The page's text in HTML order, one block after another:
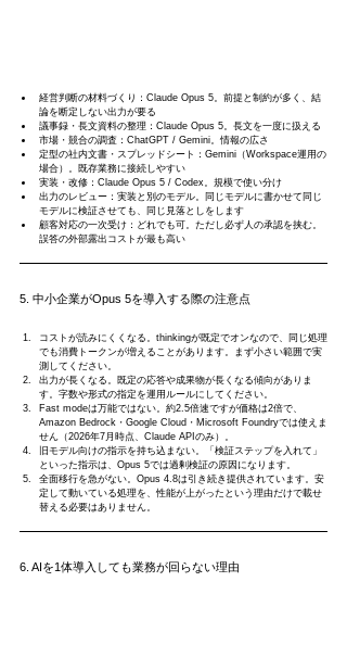
経営判断の材料づくり：Claude Opus 5。前提と制約が多く、結
論を断定しない出力が要る
議事録・長文資料の整理：Claude Opus 5。長文を一度に扱える
市場・競合の調査：ChatGPT / Gemini。情報の広さ
定型の社内文書・スプレッドシート：Gemini（Workspace運用の
場合）。既存業務に接続しやすい
実装・改修：Claude Opus 5 / Codex。規模で使い分け
出力のレビュー：実装と別のモデル。同じモデルに書かせて同じ
モデルに検証させても、同じ見落としをします
顧客対応の一次受け：どれでも可。ただし必ず人の承認を挟む。
誤答の外部露出コストが最も高い
5. 中小企業がOpus 5を導入する際の注意点
コストが読みにくくなる。thinkingが既定でオンなので、同じ処理
でも消費トークンが増えることがあります。まず小さい範囲で実
測してください。
出力が長くなる。既定の応答や成果物が長くなる傾向がありま
す。字数や形式の指定を運用ルールにしてください。
Fast modeは万能ではない。約2.5倍速ですが価格は2倍で、
Amazon Bedrock・Google Cloud・Microsoft Foundryでは使えま
せん（2026年7月時点、Claude APIのみ）。
旧モデル向けの指示を持ち込まない。「検証ステップを入れて」
といった指示は、Opus 5では過剰検証の原因になります。
全面移行を急がない。Opus 4.8は引き続き提供されています。安
定して動いている処理を、性能が上がったという理由だけで載せ
替える必要はありません。
6. AIを1体導入しても業務が回らない理由